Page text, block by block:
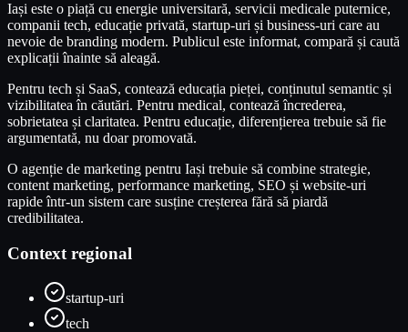
Iași este o piață cu energie universitară, servicii medicale puternice,
companii tech, educație privată, startup-uri și business-uri care au
nevoie de branding modern. Publicul este informat, compară și caută
explicații înainte să aleagă.
Pentru tech și SaaS, contează educația pieței, conținutul semantic și
vizibilitatea în căutări. Pentru medical, contează încrederea,
sobrietatea și claritatea. Pentru educație, diferențierea trebuie să fie
argumentată, nu doar promovată.
O agenție de marketing pentru Iași trebuie să combine strategie,
content marketing, performance marketing, SEO și website-uri
rapide într-un sistem care susține creșterea fără să piardă
credibilitatea.
Context regional
startup-uri
tech